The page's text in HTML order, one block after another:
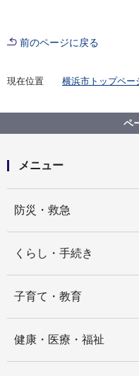
前のページに戻る
現在位置 横浜市トップペー
ひきこもり映画ペ
メニュー
防災・救急
くらし・手続き
子育て・教育
健康・医療・福祉